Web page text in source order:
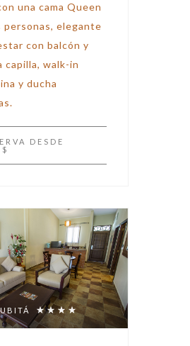
una cama Queen
personas, elegante
con balcón y
capilla, walk-in
y ducha
DESDE